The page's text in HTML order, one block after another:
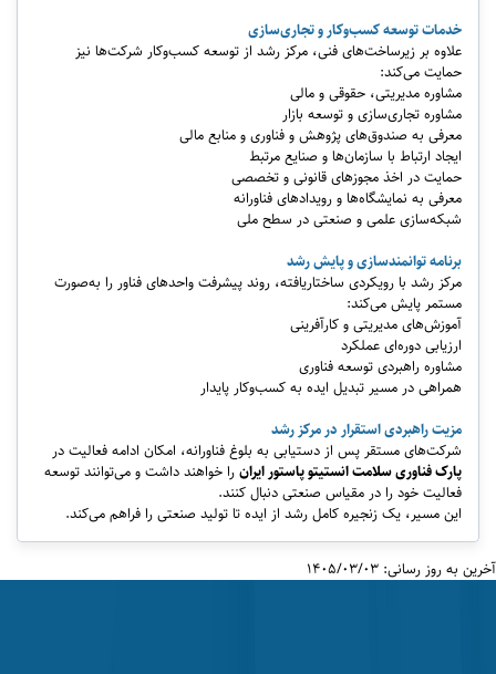
خدمات توسعه کسب‌وکار و تجاری‌سازی
علاوه بر زیرساخت‌های فنی، مرکز رشد از توسعه کسب‌وکار شرکت‌ها نیز
حمایت می‌کند:
مشاوره مدیریتی، حقوقی و مالی
مشاوره تجاری‌سازی و توسعه بازار
معرفی به صندوق‌های پژوهش و فناوری و منابع مالی
ایجاد ارتباط با سازمان‌ها و صنایع مرتبط
حمایت در اخذ مجوزهای قانونی و تخصصی
معرفی به نمایشگاه‌ها و رویدادهای فناورانه
شبکه‌سازی علمی و صنعتی در سطح ملی
برنامه توانمندسازی و پایش رشد
مرکز رشد با رویکردی ساختاریافته، روند پیشرفت واحدهای فناور را به‌صورت
مستمر پایش می‌کند:
آموزش‌های مدیریتی و کارآفرینی
ارزیابی دوره‌ای عملکرد
مشاوره راهبردی توسعه فناوری
همراهی در مسیر تبدیل ایده به کسب‌وکار پایدار
مزیت راهبردی استقرار در مرکز رشد
شرکت‌های مستقر پس از دستیابی به بلوغ فناورانه، امکان ادامه فعالیت در
پارک فناوری سلامت انستیتو پاستور ایران را خواهند داشت و می‌توانند توسعه
فعالیت خود را در مقیاس صنعتی دنبال کنند.
این مسیر، یک زنجیره کامل رشد از ایده تا تولید صنعتی را فراهم می‌کند.
آخرین به روز رسانی: 1405/03/03